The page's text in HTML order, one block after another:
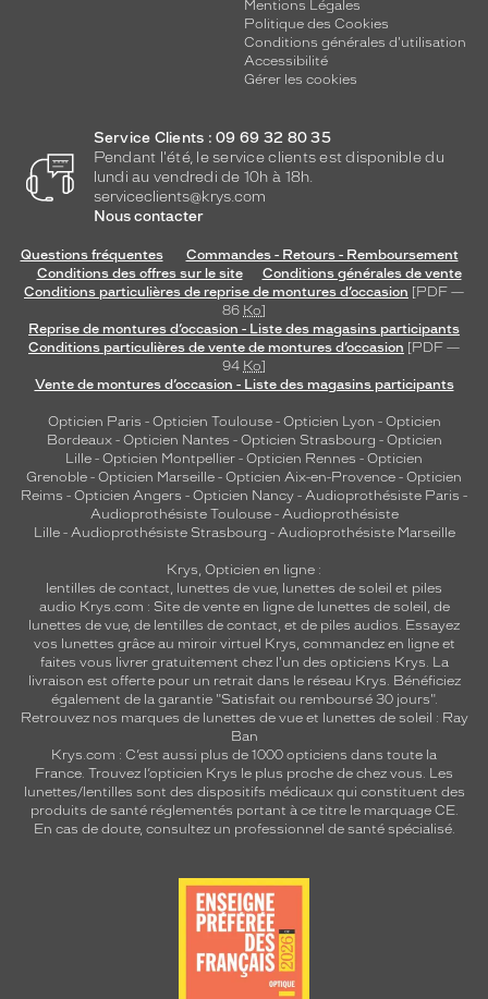
Mentions Légales
Politique des Cookies
Conditions générales d'utilisation
Accessibilité
Gérer les cookies
Service Clients : 09 69 32 80 35
Pendant l'été, le service clients est disponible du
lundi au vendredi de 10h à 18h.
serviceclients@krys.com
Nous contacter
Questions fréquentes
Commandes - Retours - Remboursement
Conditions des offres sur le site
Conditions générales de vente
Conditions particulières de reprise de montures d’occasion [PDF —
86 Ko]
Reprise de montures d’occasion - Liste des magasins participants
Conditions particulières de vente de montures d’occasion [PDF —
94 Ko]
Vente de montures d’occasion - Liste des magasins participants
Opticien Paris - Opticien Toulouse- Opticien Lyon - Opticien
Bordeaux- Opticien Nantes - Opticien Strasbourg - Opticien
Lille - Opticien Montpellier - Opticien Rennes - Opticien
Grenoble - Opticien Marseille - Opticien Aix-en-Provence - Opticien
Reims - Opticien Angers - Opticien Nancy - Audioprothésiste Paris -
Audioprothésiste Toulouse- Audioprothésiste
Lille- Audioprothésiste Strasbourg - Audioprothésiste Marseille
Krys, Opticien en ligne :
lentilles de contact, lunettes de vue, lunettes de soleil et piles
audio Krys.com : Site de vente en ligne de lunettes de soleil, de
lunettes de vue, de lentilles de contact, et de piles audios. Essayez
vos lunettes grâce au miroir virtuel Krys, commandez en ligne et
faites vous livrer gratuitement chez l'un des opticiens Krys. La
livraison est offerte pour un retrait dans le réseau Krys. Bénéficiez
également de la garantie "Satisfait ou remboursé 30 jours".
Retrouvez nos marques de lunettes de vue et lunettes de soleil : Ray
Ban
Krys.com : C’est aussi plus de 1000 opticiens dans toute la
France. Trouvez l’opticien Krys le plus proche de chez vous. Les
lunettes/lentilles sont des dispositifs médicaux qui constituent des
produits de santé réglementés portant à ce titre le marquage CE.
En cas de doute, consultez un professionnel de santé spécialisé.